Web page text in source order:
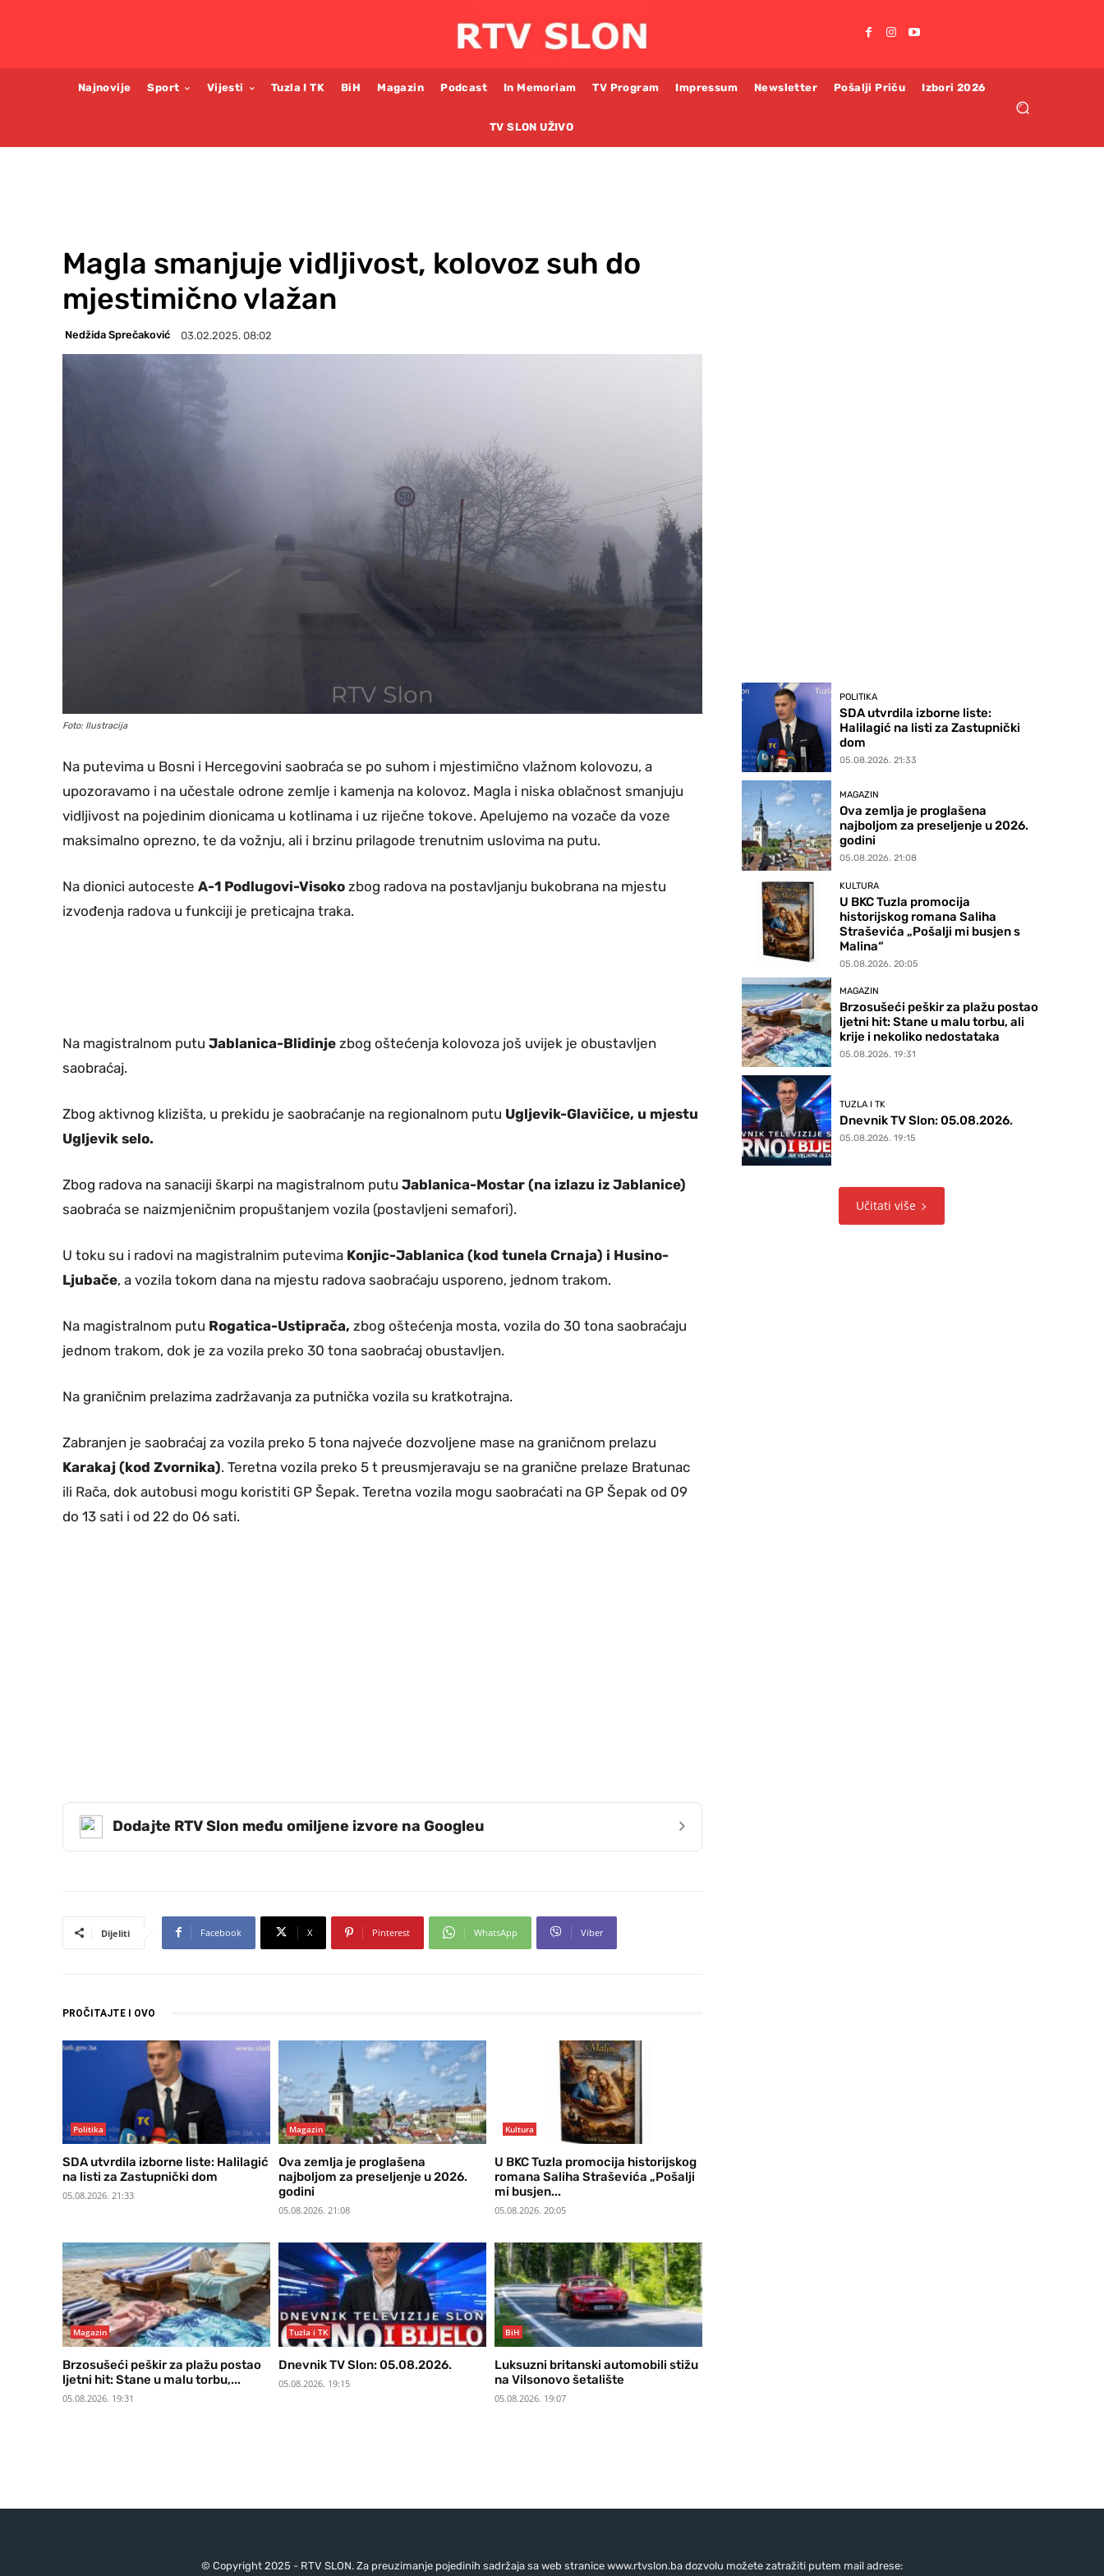
Najnovije Sport Vijesti Tuzla I TK BiH Magazin Podcast In Memoriam TV Program Impressum Newsletter Pošalji Priču Izbori 2026
TV SLON UŽIVO
Magla smanjuje vidljivost, kolovoz suh do
mjestimično vlažan
Nedžida Sprečaković 03.02.2025. 08:02
Foto: Ilustracija
Na putevima u Bosni i Hercegovini saobraća se po suhom i mjestimično vlažnom kolovozu, a
upozoravamo i na učestale odrone zemlje i kamenja na kolovoz. Magla i niska oblačnost smanjuju
vidljivost na pojedinim dionicama u kotlinama i uz riječne tokove. Apelujemo na vozače da voze
maksimalno oprezno, te da vožnju, ali i brzinu prilagode trenutnim uslovima na putu.
Na dionici autoceste A-1 Podlugovi-Visoko zbog radova na postavljanju bukobrana na mjestu
izvođenja radova u funkciji je preticajna traka.
Na magistralnom putu Jablanica-Blidinje zbog oštećenja kolovoza još uvijek je obustavljen
saobraćaj.
Zbog aktivnog klizišta, u prekidu je saobraćanje na regionalnom putu Ugljevik-Glavičice, u mjestu
Ugljevik selo.
Zbog radova na sanaciji škarpi na magistralnom putu Jablanica-Mostar (na izlazu iz Jablanice)
saobraća se naizmjeničnim propuštanjem vozila (postavljeni semafori).
U toku su i radovi na magistralnim putevima Konjic-Jablanica (kod tunela Crnaja) i Husino-
Ljubače, a vozila tokom dana na mjestu radova saobraćaju usporeno, jednom trakom.
Na magistralnom putu Rogatica-Ustiprača, zbog oštećenja mosta, vozila do 30 tona saobraćaju
jednom trakom, dok je za vozila preko 30 tona saobraćaj obustavljen.
Na graničnim prelazima zadržavanja za putnička vozila su kratkotrajna.
Zabranjen je saobraćaj za vozila preko 5 tona najveće dozvoljene mase na graničnom prelazu
Karakaj (kod Zvornika). Teretna vozila preko 5 t preusmjeravaju se na granične prelaze Bratunac
ili Rača, dok autobusi mogu koristiti GP Šepak. Teretna vozila mogu saobraćati na GP Šepak od 09
do 13 sati i od 22 do 06 sati.
Dodajte RTV Slon među omiljene izvore na Googleu ›
Dijeliti Facebook X Pinterest WhatsApp Viber
PROČITAJTE I OVO
Politika
SDA utvrdila izborne liste: Halilagić
na listi za Zastupnički dom
05.08.2026. 21:33
Magazin
Ova zemlja je proglašena
najboljom za preseljenje u 2026.
godini
05.08.2026. 21:08
Kultura
U BKC Tuzla promocija historijskog
romana Saliha Straševića „Pošalji
mi busjen...
05.08.2026. 20:05
Magazin
Brzosušeći peškir za plažu postao
ljetni hit: Stane u malu torbu,...
05.08.2026. 19:31
Tuzla i TK
Dnevnik TV Slon: 05.08.2026.
05.08.2026. 19:15
BiH
Luksuzni britanski automobili stižu
na Vilsonovo šetalište
05.08.2026. 19:07
POLITIKA
SDA utvrdila izborne liste:
Halilagić na listi za Zastupnički
dom
05.08.2026. 21:33
MAGAZIN
Ova zemlja je proglašena
najboljom za preseljenje u 2026.
godini
05.08.2026. 21:08
KULTURA
U BKC Tuzla promocija
historijskog romana Saliha
Straševića „Pošalji mi busjen s
Malina“
05.08.2026. 20:05
MAGAZIN
Brzosušeći peškir za plažu postao
ljetni hit: Stane u malu torbu, ali
krije i nekoliko nedostataka
05.08.2026. 19:31
TUZLA I TK
Dnevnik TV Slon: 05.08.2026.
05.08.2026. 19:15
Učitati više
© Copyright 2025 - RTV SLON. Za preuzimanje pojedinih sadržaja sa web stranice www.rtvslon.ba dozvolu možete zatražiti putem mail adrese: